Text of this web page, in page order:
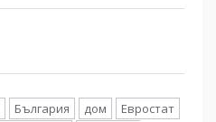
България дом
Евростат